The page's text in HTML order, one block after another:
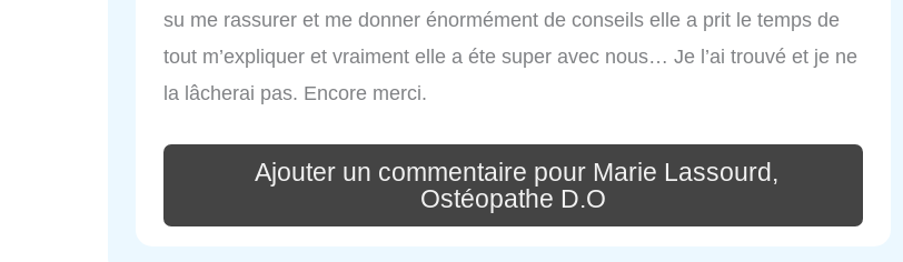
su me rassurer et me donner énormément de conseils elle a prit le temps de
tout m’expliquer et vraiment elle a éte super avec nous… Je l’ai trouvé et je ne
la lâcherai pas. Encore merci.
Ajouter un commentaire pour Marie Lassourd,
Ostéopathe D.O